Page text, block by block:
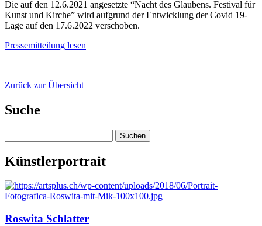
Die auf den 12.6.2021 angesetzte “Nacht des Glaubens. Festival für
Kunst und Kirche” wird aufgrund der Entwicklung der Covid 19-
Lage auf den 17.6.2022 verschoben.
Pressemitteilung lesen
Zurück zur Übersicht
Suche
nach:
Künstlerportrait
Roswita Schlatter